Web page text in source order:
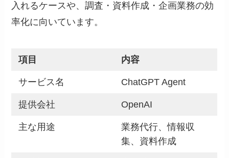
入れるケースや、調査・資料作成・企画業務の効
率化に向いています。
項目 内容
サービス名 ChatGPT Agent
提供会社 OpenAI
主な用途
業務代行、情報収
集、資料作成